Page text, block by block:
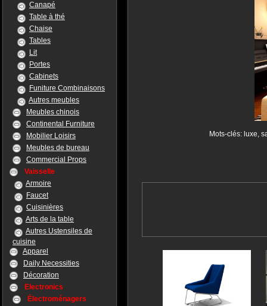
Canapé
Table à thé
Chaise
Tables
Lit
Portes
Cabinets
Funiture Combinaisons
Autres meubles
Meubles chinois
Continental Furniture
Mobilier Loisirs
Meubles de bureau
Commercial Props
Vaisselle
Armoire
Faucet
Cuisinières
Arts de la table
Autres Ustensiles de
cuisine
Apparel
Daily Necessities
Décoration
Electronics
Électroménagers
Mots-clés: luxe,